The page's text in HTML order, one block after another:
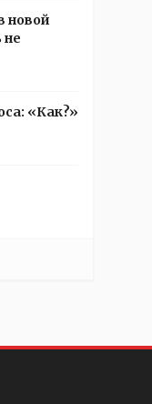
новой
не
«Как?»